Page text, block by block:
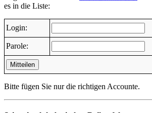
es in die Liste:
Login:
Parole:
Mitteilen
Bitte fügen Sie nur die richtigen Accounte.